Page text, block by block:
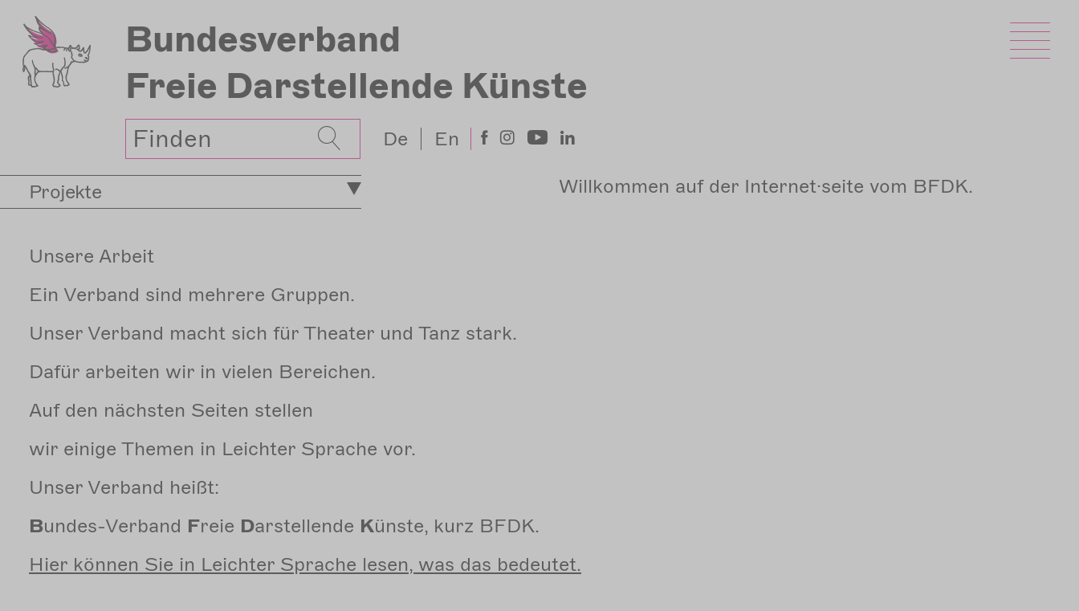
zum
Inhalt
Bundesverband
Freie Darstellende Künste
Suche De En
Projekte Willkommen auf der Internet·seite vom BFDK.
Unsere Arbeit
Ein Verband sind mehrere Gruppen.
Unser Verband macht sich für Theater und Tanz stark.
Dafür arbeiten wir in vielen Bereichen.
Auf den nächsten Seiten stellen
wir einige Themen in Leichter Sprache vor.
Unser Verband heißt:
Bundes-Verband Freie Darstellende Künste, kurz BFDK.
Hier können Sie in Leichter Sprache lesen, was das bedeutet.